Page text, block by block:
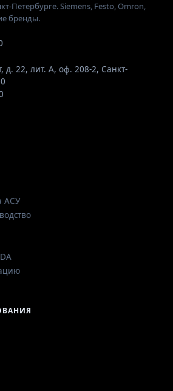
Петербурге. Siemens, Festo, Omron,
бренды.
д. 22, лит. А, оф. 208-2, Санкт-
АСУ